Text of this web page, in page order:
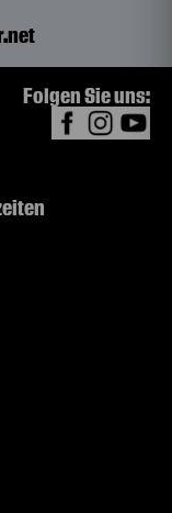
Folgen Sie uns: